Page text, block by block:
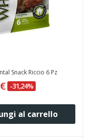
Snack Riccio 6 Pz
-31,24%
al carrello